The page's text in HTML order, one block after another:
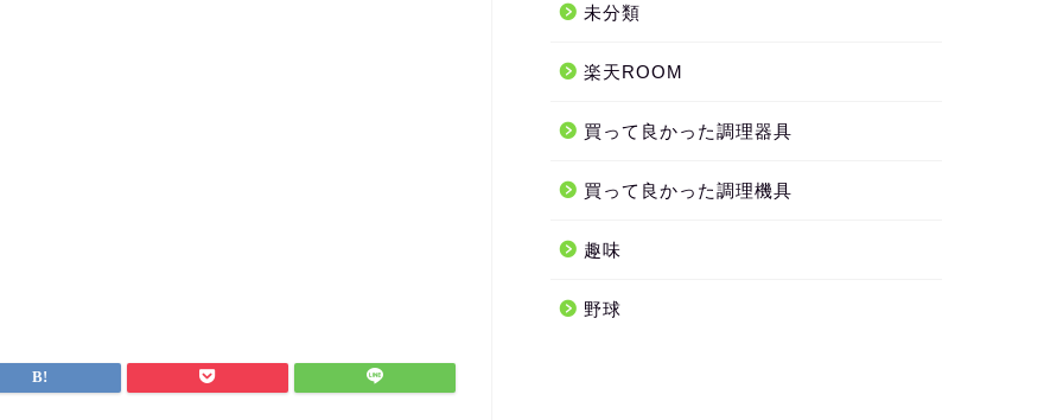
未分類
楽天ROOM
買って良かった調理器具
買って良かった調理機具
趣味
野球